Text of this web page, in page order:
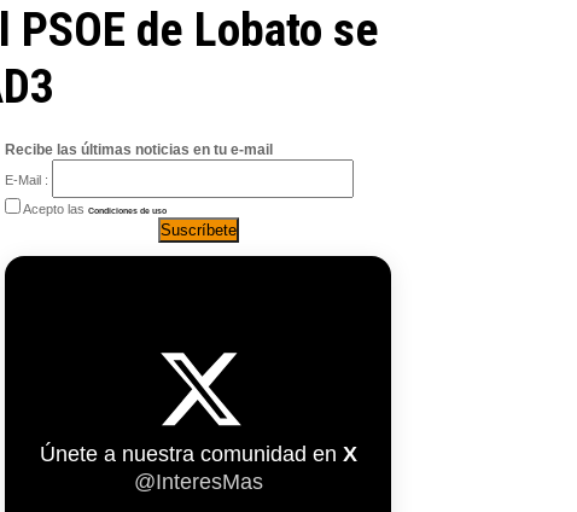
de Lobato se
Recibe las últimas noticias en tu e-mail
E-Mail :
Acepto las Condiciones de uso
Únete a nuestra comunidad en X
@InteresMas